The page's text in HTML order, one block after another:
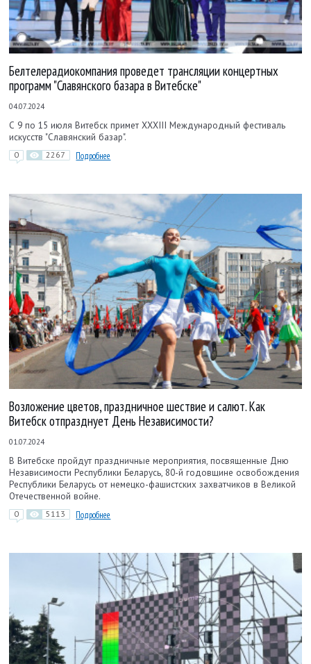
Белтелерадиокомпания проведет трансляции концертных
программ "Славянского базара в Витебске"
04.07.2024
С 9 по 15 июля Витебск примет XXXIII Международный фестиваль
искусств "Славянский базар".
0 2267 Подробнее
Возложение цветов, праздничное шествие и салют. Как
Витебск отпразднует День Независимости?
01.07.2024
В Витебске пройдут праздничные мероприятия, посвященные Дню
Независимости Республики Беларусь, 80-й годовщине освобождения
Республики Беларусь от немецко-фашистских захватчиков в Великой
Отечественной войне.
0 5113 Подробнее